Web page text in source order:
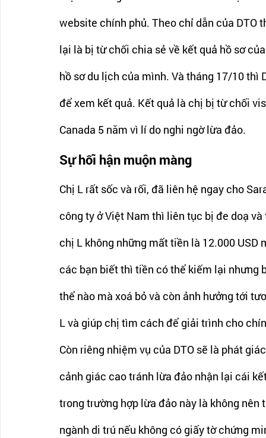
website chính phủ. Theo chỉ dẫn của DTO
lại là bị từ chối chia sẻ về kết quả hồ sơ
hồ sơ du lịch của mình. Và tháng 17/10
để xem kết quả. Kết quả là chị bị từ chối
Canada 5 năm vì lí do nghi ngờ lừa đảo.
Sự hối hận muộn màng
Chị L rất sốc và rối, đã liên hệ ngay cho
công ty ở Việt Nam thì liên tục bị đe doạ
chị L không những mất tiền là 12.000
các bạn biết thì tiền có thể kiếm lại nhưng
thể nào mà xoá bỏ và còn ảnh hưởng tới
L và giúp chị tìm cách để giải trình cho
Còn riêng nhiệm vụ của DTO sẽ là phát
cảnh giác cao tránh lừa đảo nhận lại cái
trong trường hợp lừa đảo này là không
ngành di trú nếu không có giấy tờ chứng